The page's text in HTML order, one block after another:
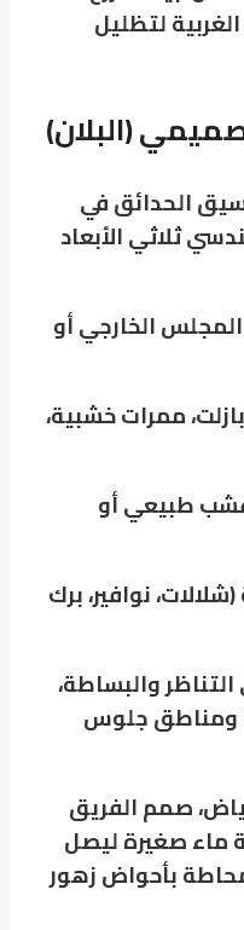
لتظليل
(البلان)
الحدائق في
ثلاثي الأبعاد
الخارجي أو
ممرات خشبية،
طبيعي أو
نوافير، برك
والبساطة،
ومناطق جلوس
صمم الفريق
ماء صغيرة ليصل
بأحواض زهور